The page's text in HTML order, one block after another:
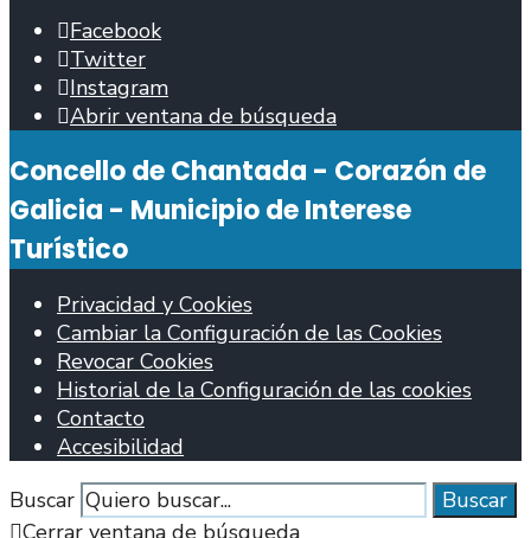
Facebook
Twitter
Instagram
Abrir ventana de búsqueda
Concello de Chantada - Corazón de
Galicia - Municipio de Interese
Turístico
Privacidad y Cookies
Cambiar la Configuración de las Cookies
Revocar Cookies
Historial de la Configuración de las cookies
Contacto
Accesibilidad
Buscar
Buscar